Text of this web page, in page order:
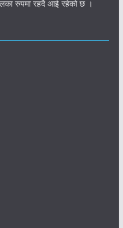
रुपमा रहदै आई रहेको छ ।